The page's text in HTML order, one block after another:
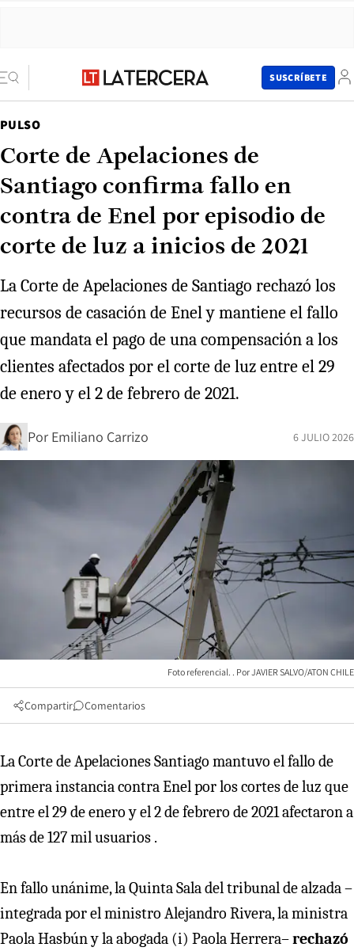
SUSCRÍBETE
PULSO
Corte de Apelaciones de
Santiago confirma fallo en
contra de Enel por episodio de
corte de luz a inicios de 2021
La Corte de Apelaciones de Santiago rechazó los
recursos de casación de Enel y mantiene el fallo
que mandata el pago de una compensación a los
clientes afectados por el corte de luz entre el 29
de enero y el 2 de febrero de 2021.
Por Emiliano Carrizo 6 JULIO 2026
Foto referencial. JAVIER SALVO/ATON CHILE
Compartir Comentarios
La Corte de Apelaciones Santiago mantuvo el fallo de
primera instancia contra Enel por los cortes de luz que
entre el 29 de enero y el 2 de febrero de 2021 afectaron a
más de 127 mil usuarios .
En fallo unánime, la Quinta Sala del tribunal de alzada –
integrada por el ministro Alejandro Rivera, la ministra
Paola Hasbún y la abogada (i) Paola Herrera–rechazó